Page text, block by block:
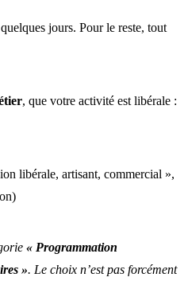
jours. Pour le reste, tout
, que votre activité est libérale :
libérale, artisant, commercial »,
« Programmation
». Le choix n’est pas forcément